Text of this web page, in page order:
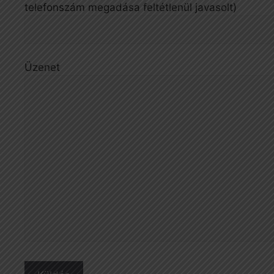
telefonszám megadása feltétlenül javasolt)
Üzenet